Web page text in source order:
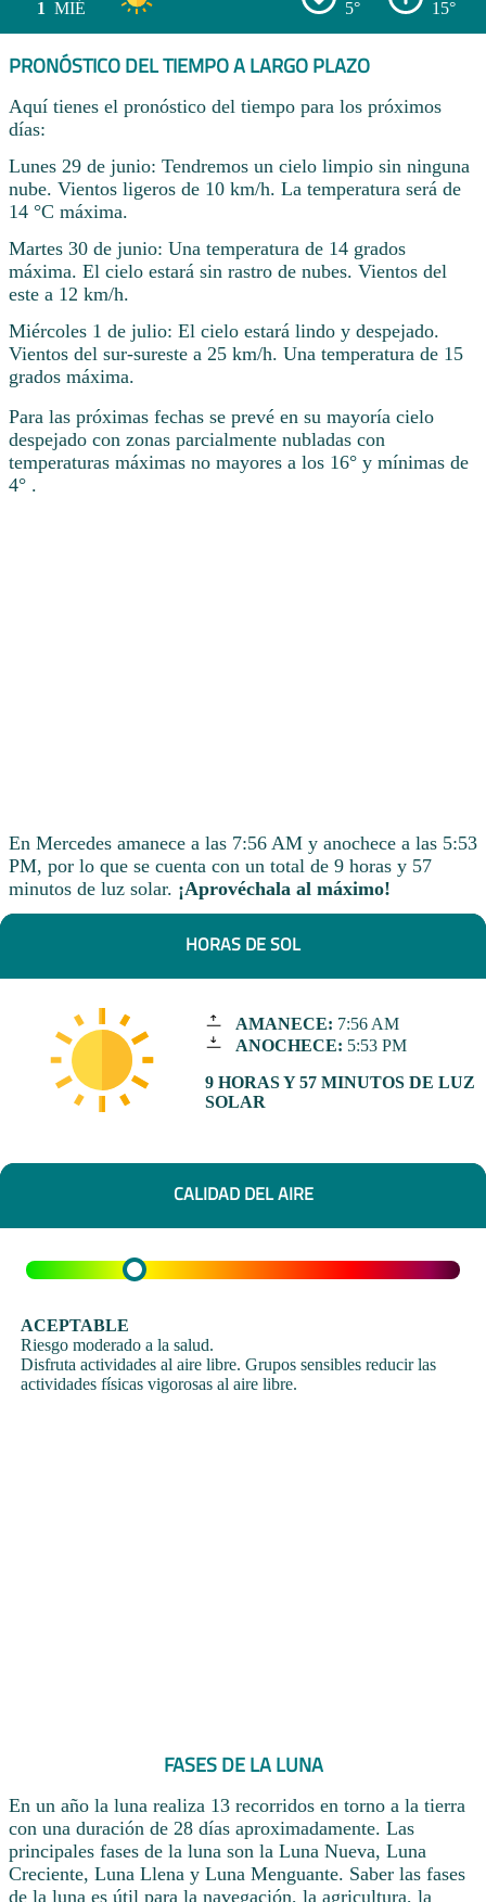
1 MIÉ 5° 15°
PRONÓSTICO DEL TIEMPO A LARGO PLAZO
Aquí tienes el pronóstico del tiempo para los próximos
días:
Lunes 29 de junio: Tendremos un cielo limpio sin ninguna
nube. Vientos ligeros de 10 km/h. La temperatura será de
14 °C máxima.
Martes 30 de junio: Una temperatura de 14 grados
máxima. El cielo estará sin rastro de nubes. Vientos del
este a 12 km/h.
Miércoles 1 de julio: El cielo estará lindo y despejado.
Vientos del sur-sureste a 25 km/h. Una temperatura de 15
grados máxima.
Para las próximas fechas se prevé en su mayoría cielo
despejado con zonas parcialmente nubladas con
temperaturas máximas no mayores a los 16° y mínimas de
4° .
En Mercedes amanece a las 7:56 AM y anochece a las 5:53
PM, por lo que se cuenta con un total de 9 horas y 57
minutos de luz solar. ¡Aprovéchala al máximo!
HORAS DE SOL
AMANECE: 7:56 AM
ANOCHECE: 5:53 PM
9 HORAS Y 57 MINUTOS DE LUZ
SOLAR
CALIDAD DEL AIRE
ACEPTABLE
Riesgo moderado a la salud.
Disfruta actividades al aire libre. Grupos sensibles reducir las
actividades físicas vigorosas al aire libre.
FASES DE LA LUNA
En un año la luna realiza 13 recorridos en torno a la tierra
con una duración de 28 días aproximadamente. Las
principales fases de la luna son la Luna Nueva, Luna
Creciente, Luna Llena y Luna Menguante. Saber las fases
de la luna es útil para la navegación, la agricultura, la